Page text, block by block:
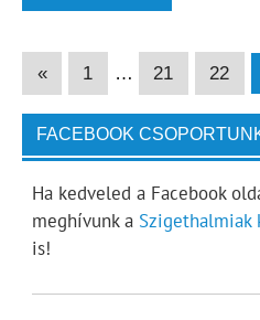
« 1 … 21 22
FACEBOOK
Ha kedveled a Facebook
meghívunk a Szigethalmiak
is!